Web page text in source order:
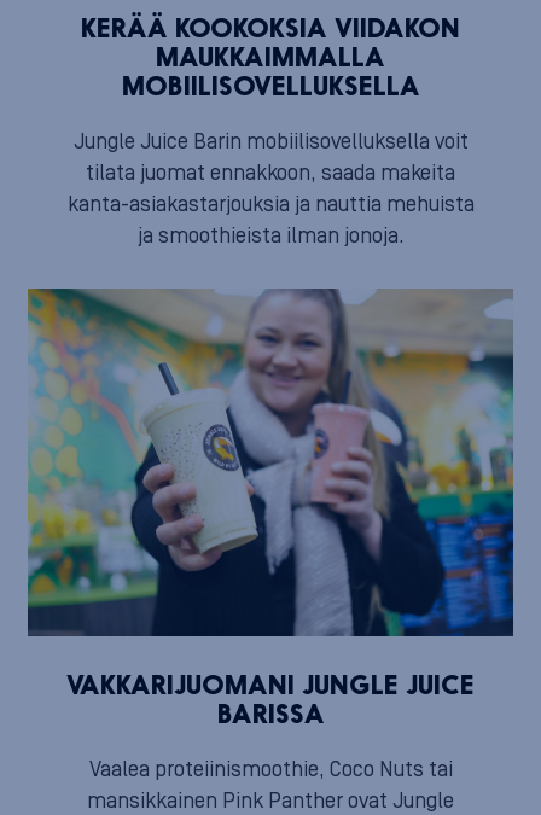
KERÄÄ KOOKOKSIA VIIDAKON
MAUKKAIMMALLA
MOBIILISOVELLUKSELLA
Jungle Juice Barin mobiilisovelluksella voit
tilata juomat ennakkoon, saada makeita
kanta-asiakastarjouksia ja nauttia mehuista
ja smoothieista ilman jonoja.
VAKKARIJUOMANI JUNGLE JUICE
BARISSA
Vaalea proteiinismoothie, Coco Nuts tai
mansikkainen Pink Panther ovat Jungle